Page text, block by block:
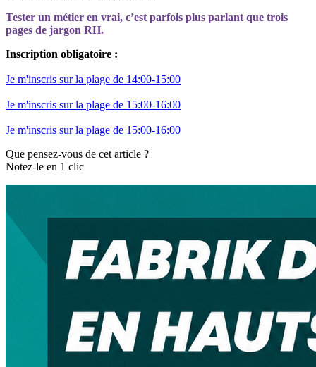
Tester un métier en vrai, c’est parfois plus parlant que trois
pages de jargon RH.
Inscription obligatoire :
Je m'inscris sur la plage de 14:00-15:00
Je m'inscris sur la plage de 15:00-16:00
Je m'inscris sur la plage de 15:00-16:00
Que pensez-vous de cet article ?
Notez-le en 1 clic